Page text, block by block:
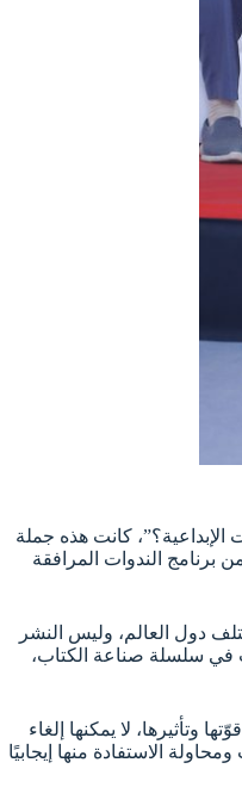
كانت هذه جملة
الندوات المرافقة
دول العالم، وليس النشر
في سلسلة صناعة الكتاب،
لا يمكنها إلغاء
الاستفادة منها إيجابيًا